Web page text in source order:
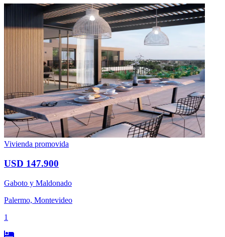
Vivienda promovida
USD 147.900
Gaboto y Maldonado
Palermo, Montevideo
1